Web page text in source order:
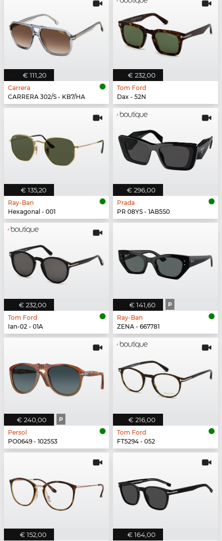
€ 111,20
Carrera
CARRERA 302/S - KB7/HA
€ 232,00
Tom Ford
Dax - 52N
€ 135,20
Ray-Ban
Hexagonal - 001
€ 296,00
Prada
PR 08YS - 1AB5S0
€ 232,00
Tom Ford
Ian-02 - 01A
€ 141,60 P
Ray-Ban
ZENA - 667781
€ 240,00 P
Persol
PO0649 - 1025S3
€ 216,00
Tom Ford
FT5294 - 052
€ 152,00 € 164,00